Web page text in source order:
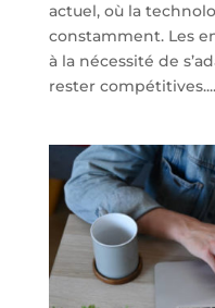
actuel, où la
constamment. Les
à la nécessité de
rester compétitives....